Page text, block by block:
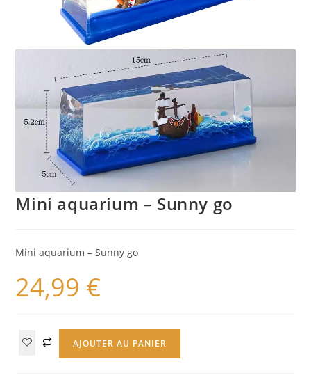
Mini aquarium – Sunny go
Mini aquarium – Sunny go
24,99 €
AJOUTER AU PANIER